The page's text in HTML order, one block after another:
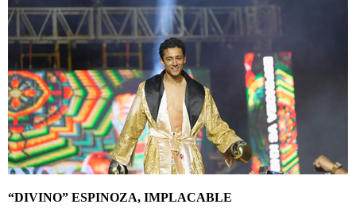
“DIVINO” ESPINOZA, IMPLACABLE